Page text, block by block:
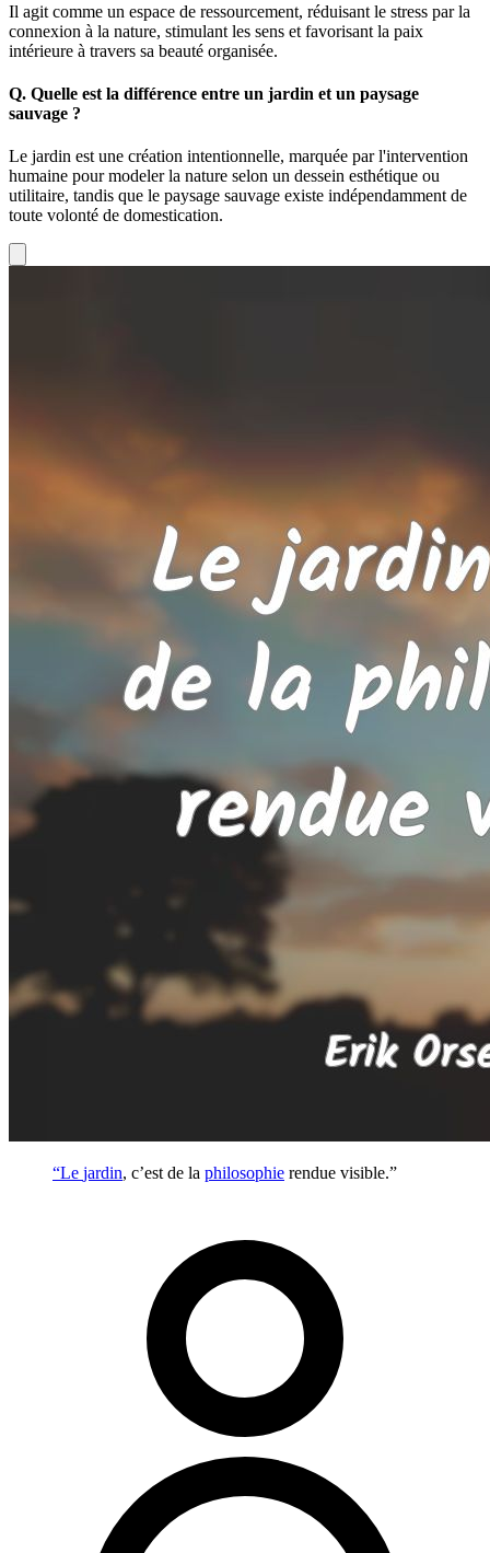
Il agit comme un espace de ressourcement, réduisant le stress par la
connexion à la nature, stimulant les sens et favorisant la paix
intérieure à travers sa beauté organisée.
Q. Quelle est la différence entre un jardin et un paysage
sauvage ?
Le jardin est une création intentionnelle, marquée par l'intervention
humaine pour modeler la nature selon un dessein esthétique ou
utilitaire, tandis que le paysage sauvage existe indépendamment de
toute volonté de domestication.
“Le jardin, c’est de la philosophie rendue visible.”